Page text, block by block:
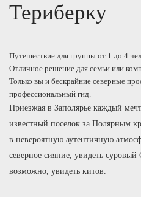
Териберку
Путешествие для группы от 1 до 4
Отличное решение для семьи или
Только вы и бескрайние северные
профессиональный гид.
Приезжая в Заполярье каждый
известный поселок за Полярным
в невероятную аутентичную
северное сияние, увидеть
возможно, увидеть китов.